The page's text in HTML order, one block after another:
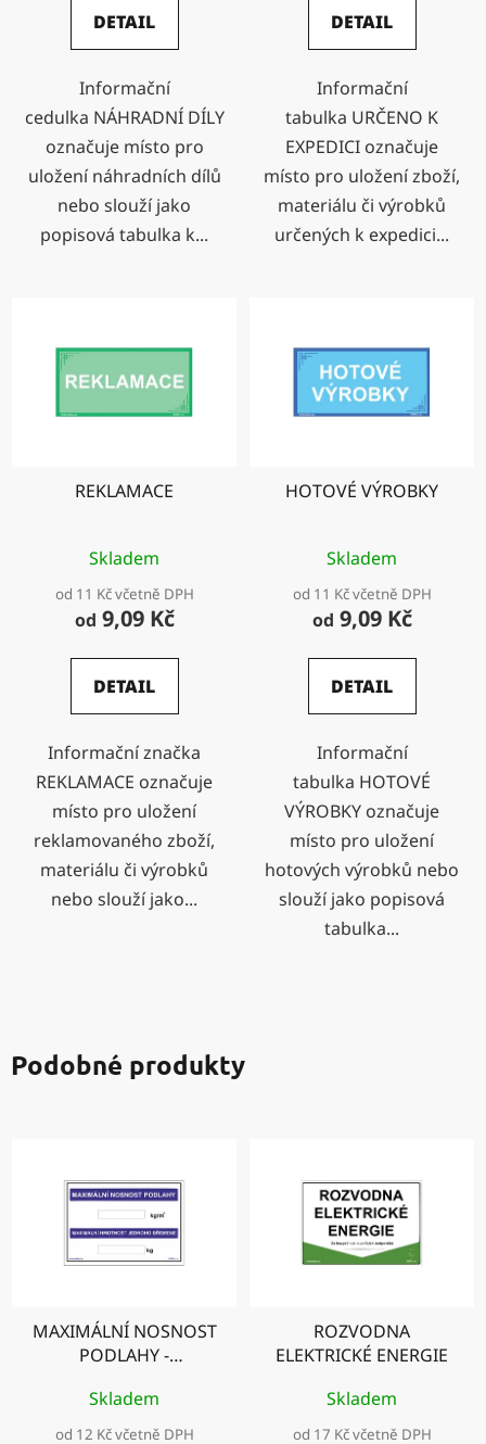
DETAIL
Informační
cedulka NÁHRADNÍ DÍLY
označuje místo pro
uložení náhradních dílů
nebo slouží jako
popisová tabulka k...
DETAIL
Informační
tabulka URČENO K
EXPEDICI označuje
místo pro uložení zboží,
materiálu či výrobků
určených k expedici...
REKLAMACE
Skladem
od 11 Kč včetně DPH
od 9,09 Kč
DETAIL
Informační značka
REKLAMACE označuje
místo pro uložení
reklamovaného zboží,
materiálu či výrobků
nebo slouží jako...
HOTOVÉ VÝROBKY
Skladem
od 11 Kč včetně DPH
od 9,09 Kč
DETAIL
Informační
tabulka HOTOVÉ
VÝROBKY označuje
místo pro uložení
hotových výrobků nebo
slouží jako popisová
tabulka...
Podobné produkty
MAXIMÁLNÍ NOSNOST
PODLAHY -
JEDNOHO BŘEMENE
Skladem
od 12 Kč včetně DPH
ROZVODNA
ELEKTRICKÉ ENERGIE
Skladem
od 17 Kč včetně DPH